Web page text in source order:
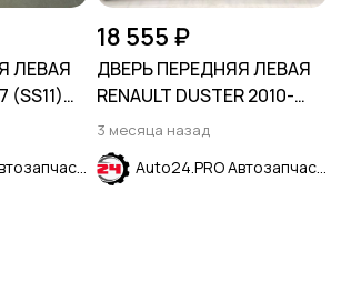
ЛЕВАЯ
(SS11)
Auto24.PRO Автозапчасти
18 555 ₽
ДВЕРЬ ПЕРЕДНЯЯ ЛЕВАЯ
RENAULT DUSTER 2010-
2021
3 месяца назад
Auto24.PRO Автозапчасти